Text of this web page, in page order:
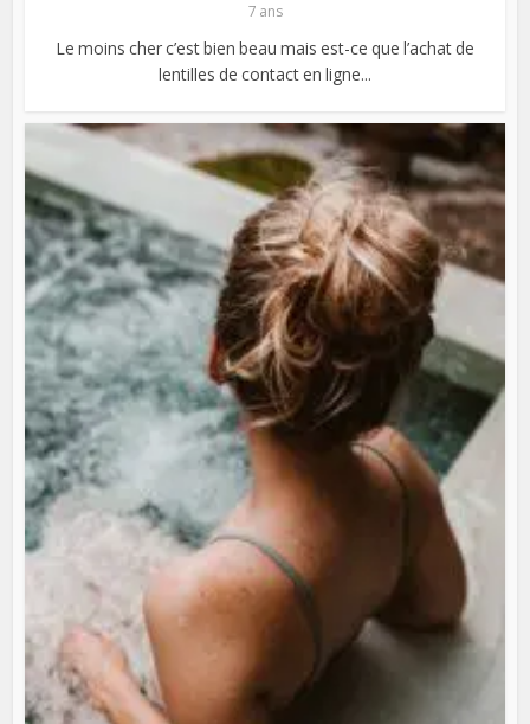
7 ans
Le moins cher c’est bien beau mais est-ce que l’achat de
lentilles de contact en ligne...